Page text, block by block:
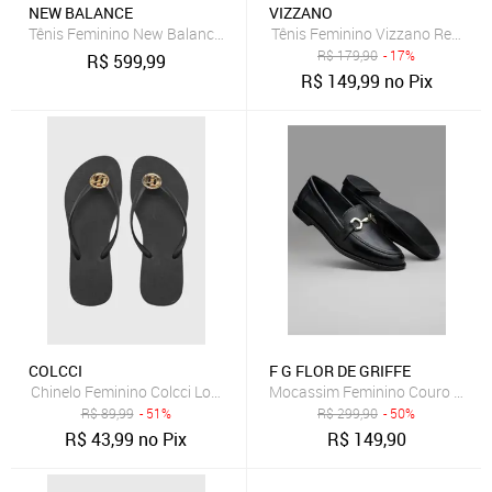
NEW BALANCE
Tênis Feminino New Balance 327v1 Bege
R$ 599,99
VIZZANO
Tênis Feminino Vizzano
R$179,90 - 17%
R$ 149,99 no Pix
COLCCI
Chinelo Feminino Colcci Logo Metalizado Preto
R$89,99 - 51%
R$43,99 no Pix
F G FLOR DE GRIFFE
Mocassim Feminino Couro
R$299,90 - 50%
R$ 149,90